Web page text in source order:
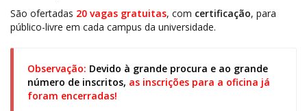
São ofertadas 20 vagas gratuitas, com certificação, para
público-livre em cada campus da universidade.
Observação: Devido à grande procura e ao grande
número de inscritos, as inscrições para a oficina já
foram encerradas!